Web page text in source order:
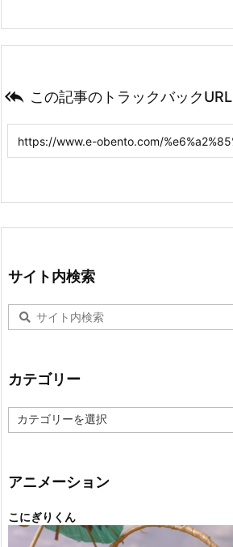
 この記事のトラックバックURL
サイト内検索
カテゴリー
テ
ー
アニメーション
こにぎりくん